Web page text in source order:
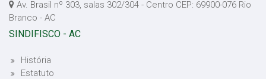
Av. Brasil nº 303, salas 302/304 - Centro CEP: 69900-076 Rio
Branco - AC
SINDIFISCO - AC
História
Estatuto